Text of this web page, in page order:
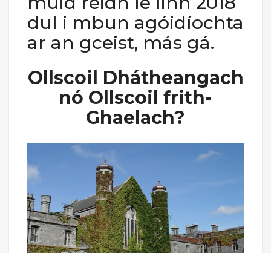
dul i mbun agóidíochta
ar an gceist, más gá.
Ollscoil Dhátheangach
nó Ollscoil frith-
Ghaelach?